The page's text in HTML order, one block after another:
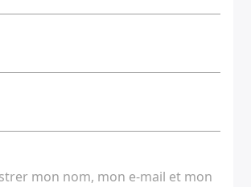
mon nom, mon e-mail et mon